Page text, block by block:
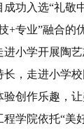
功入选“礼敬
+专业”融合的
小学开展陶艺
，走进小学
创作乐趣，
学院依托“美